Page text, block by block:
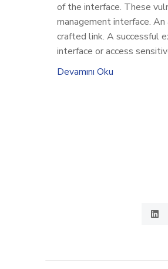
of the interface. These
management interface.
crafted link. A successful
interface or access
Devamını Oku